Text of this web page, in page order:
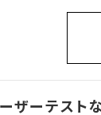
ザーテスト